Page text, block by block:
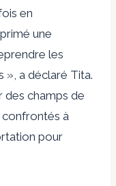
en
une
les
», a déclaré Tita.
des champs de
confrontés à
pour